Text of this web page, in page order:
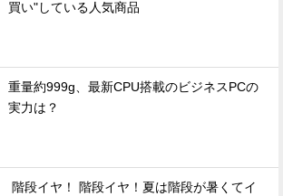
買い"している人気商品
重量約999g、最新CPU搭載のビジネスPCの
実力は？
階段イヤ！ 階段イヤ！夏は階段が暑くてイ